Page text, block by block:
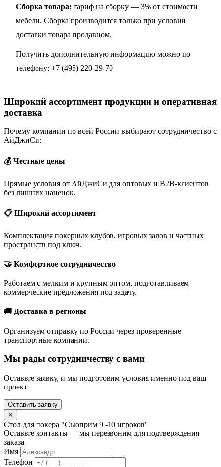
Сборка товара: тариф на сборку — 3% от стоимости
мебели. Сборка производится только при условии
доставки товара продавцом.
Получить дополнительную информацию можно по
телефону: +7 (495) 220-29-70
Широкий ассортимент продукции и оперативная
доставка
Почему компании по всей России выбирают сотрудничество с
АйДжиСи:
💰 Честные цены
Прямые условия от АйДжиСи для оптовых и B2B-клиентов
без лишних наценок.
📋 Широкий ассортимент
Комплектация покерных клубов, игровых залов и частных
пространств под ключ.
🤝 Комфортное сотрудничество
Работаем с мелким и крупным оптом, подготавливаем
коммерческие предложения под задачу.
🚚 Доставка в регионы
Организуем отправку по России через проверенные
транспортные компании.
Мы рады сотрудничеству с вами
Оставьте заявку, и мы подготовим условия именно под ваш
проект.
Оставить заявку
✕
Стол для покера "Сьюприм 9 -10 игроков"
Оставьте контакты — мы перезвоним для подтверждения
заказа
Имя
Телефон